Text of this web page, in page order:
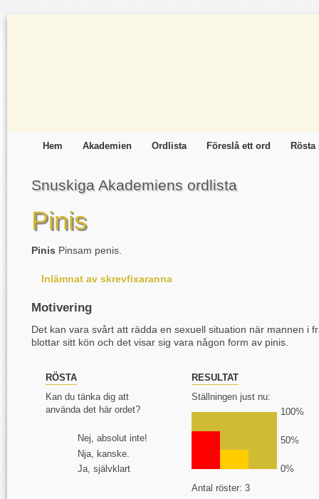
Hem Akademien Ordlista Föreslå ett ord
Snuskiga Akademiens ordlista
Pinis
Pinis Pinsam penis.
Inlämnat av skrevfixaranna
Motivering
Det kan vara svårt att rädda en sexuell situation när mannen i
blottar sitt kön och det visar sig vara någon form av pinis.
RÖSTA
Kan du tänka dig att
använda det här ordet?
Nej, absolut inte!
Nja, kanske.
Ja, självklart
RESULTAT
Ställningen just nu:
100%
50%
0%
Antal röster: 3